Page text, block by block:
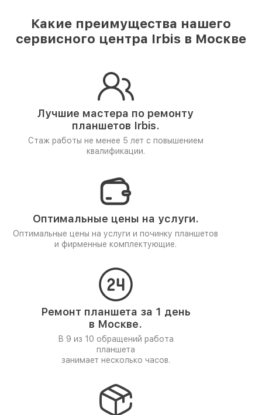
Какие преимущества нашего
сервисного центра Irbis в Москве
Лучшие мастера по ремонту
планшетов Irbis.
Стаж работы не менее 5 лет с повышением
квалификации.
Оптимальные цены на услуги.
Оптимальные цены на услуги и починку планшетов
и фирменные комплектующие.
Ремонт планшета за 1 день
в Москве.
В 9 из 10 обращений работа
планшета
занимает несколько часов.